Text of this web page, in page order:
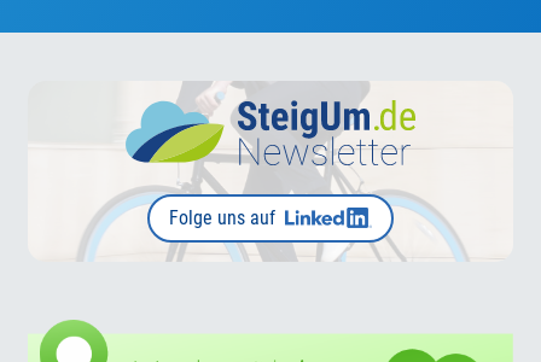
Folge uns auf